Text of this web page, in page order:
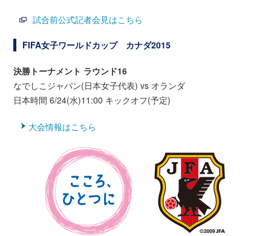
試合前公式記者会見はこちら
FIFA女子ワールドカップ カナダ2015
決勝トーナメント ラウンド16
なでしこジャパン(日本女子代表) vs オランダ
日本時間 6/24(水)11:00 キックオフ(予定)
大会情報はこちら